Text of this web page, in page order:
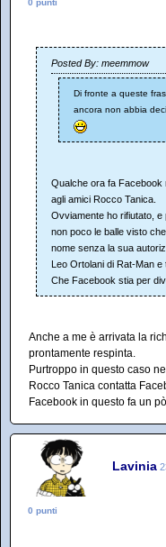
0 punti
Posted By: meemmow
Di fronte a queste
ancora non abbia
Qualche ora fa Facebook
agli amici Rocco Tanica.
Ovviamente ho rifiutato,
non poco le balle visto
nome senza la sua
Leo Ortolani di Rat-Man e
Che Facebook stia per
Anche a me è arrivata la
prontamente respinta.
Purtroppo in questo caso
Rocco Tanica contatta
Facebook in questo fa un
Lavinia
0 punti